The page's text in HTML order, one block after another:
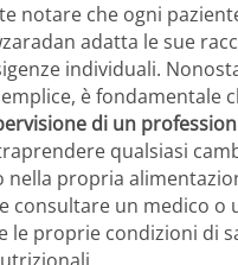
notare che ogni
adatta le sue
individuali.
è fondamentale
di un
qualsiasi
nella propria
consultare un medico o
le proprie condizioni di